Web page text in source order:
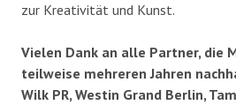
zur Kreativität und Kunst.
Vielen Dank an alle Partner, die
teilweise mehreren Jahren
Wilk PR, Westin Grand Berlin,